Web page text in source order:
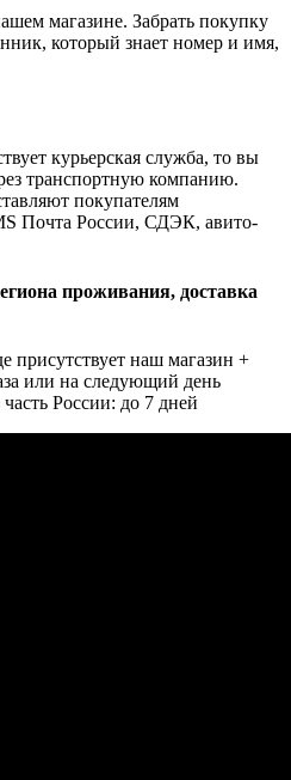
магазине. Забрать покупку
который знает номер и имя,
курьерская служба, то вы
транспортную компанию.
покупателям
Почта России, СДЭК, авито-
проживания, доставка
присутствует наш магазин +
или на следующий день
России: до 7 дней